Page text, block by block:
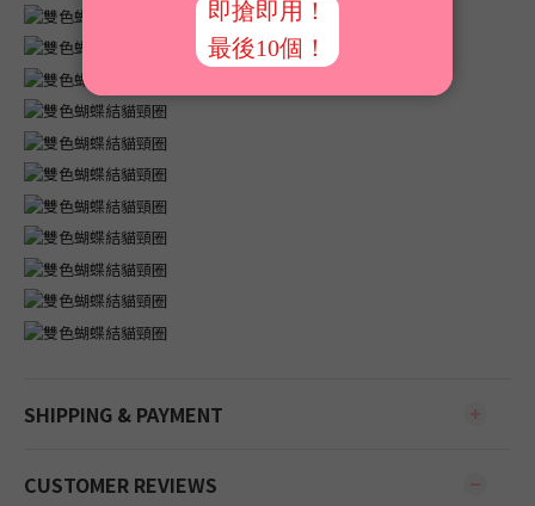
SHIPPING & PAYMENT
CUSTOMER REVIEWS